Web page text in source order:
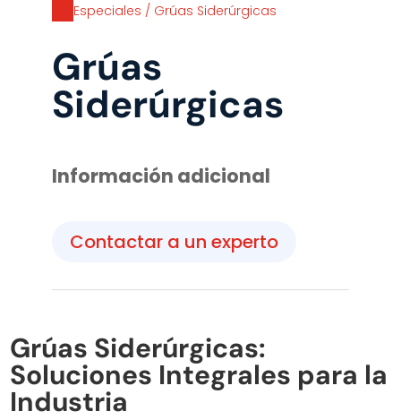
Especiales / Grúas Siderúrgicas
Grúas
Siderúrgicas
Información adicional
Contactar a un experto
Grúas Siderúrgicas:
Soluciones Integrales para la
Industria